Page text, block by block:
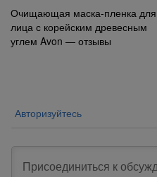
Навигация
по
Очищающая маска-пленка для
лица с корейским древесным
углем Avon — отзывы
Авторизуйтесь